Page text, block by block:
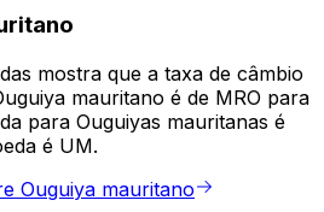
mostra que a taxa de câmbio
mauritano é de MRO para
para Ouguiyas mauritanas é
é UM.
Ouguiya mauritano